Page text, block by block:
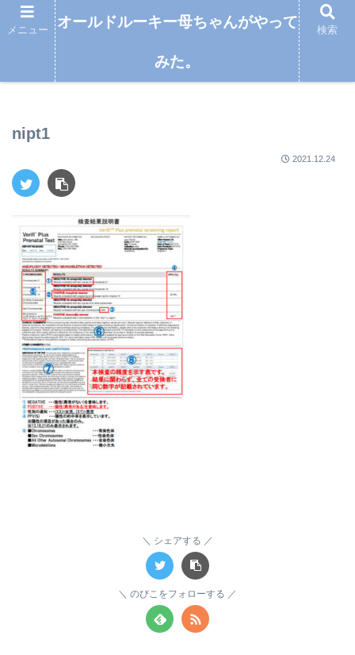
オールドルーキー母ちゃんがやってみた。
nipt1
2021.12.24
シェアする
のびこをフォローする
メニュー オールドルーキー母ちゃんがやって
みた。
検索